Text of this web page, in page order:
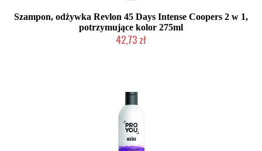
Szampon, odżywka Revlon 45 Days Intense Coopers 2 w 1,
potrzymujące kolor 275ml
42,73 zł